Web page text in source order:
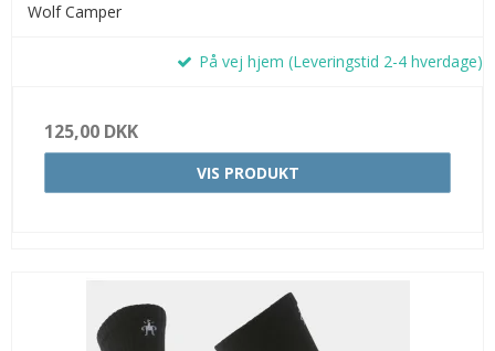
Wolf Camper
På vej hjem (Leveringstid 2-4 hverdage)
125,00 DKK
VIS PRODUKT